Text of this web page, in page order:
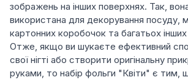
зображень на інших поверхнях. Так,
використана для декорування посуду,
картонних коробочок та багатьох
Отже, якщо ви шукаєте ефективний
свої нігті або створити оригінальну
руками, то набір фольги "Квіти" є тим,